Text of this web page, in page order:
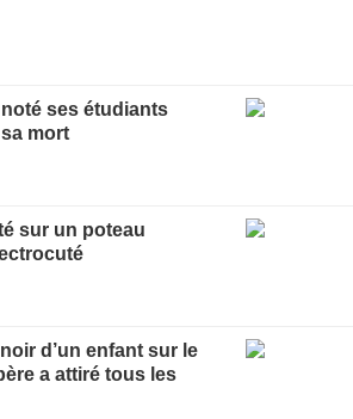
noté ses étudiants
mort
sur un poteau
d’un enfant sur le
a attiré tous les